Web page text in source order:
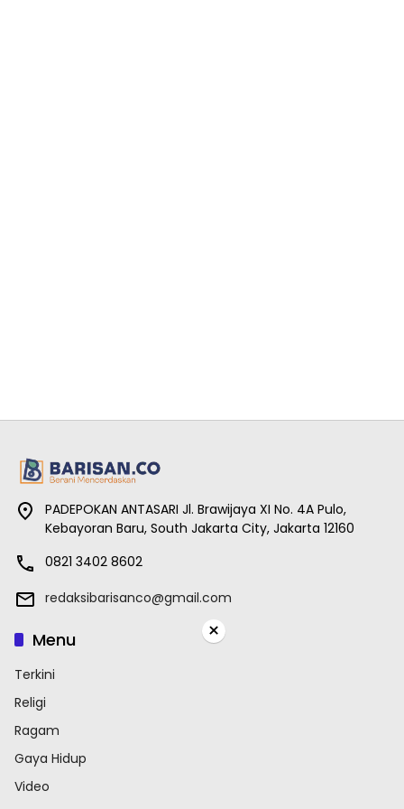
PADEPOKAN ANTASARI Jl. Brawijaya XI No. 4A Pulo,
Kebayoran Baru, South Jakarta City, Jakarta 12160
0821 3402 8602
redaksibarisanco@gmail.com
Menu
Terkini
Religi
Ragam
Gaya Hidup
Video
×